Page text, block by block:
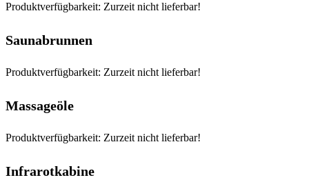
Produktverfügbarkeit: Zurzeit nicht lieferbar!
Saunabrunnen
Produktverfügbarkeit: Zurzeit nicht lieferbar!
Massageöle
Produktverfügbarkeit: Zurzeit nicht lieferbar!
Infrarotkabine